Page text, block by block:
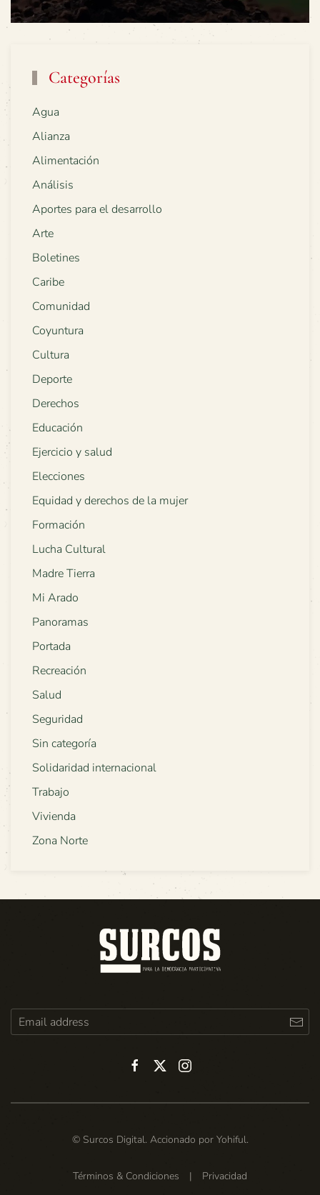
Categorías
Agua
Alianza
Alimentación
Análisis
Aportes para el desarrollo
Arte
Boletines
Caribe
Comunidad
Coyuntura
Cultura
Deporte
Derechos
Educación
Ejercicio y salud
Elecciones
Equidad y derechos de la mujer
Formación
Lucha Cultural
Madre Tierra
Mi Arado
Panoramas
Portada
Recreación
Salud
Seguridad
Sin categoría
Solidaridad internacional
Trabajo
Vivienda
Zona Norte
© Surcos Digital. Accionado por Yohiful.
Términos & Condiciones | Privacidad